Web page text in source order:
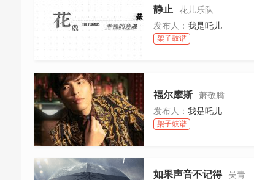
静止
花儿乐队
发布人： 我是吒儿
架子鼓谱
福尔摩斯
萧敬腾
发布人： 我是吒儿
架子鼓谱
如果声音不记得
吴青